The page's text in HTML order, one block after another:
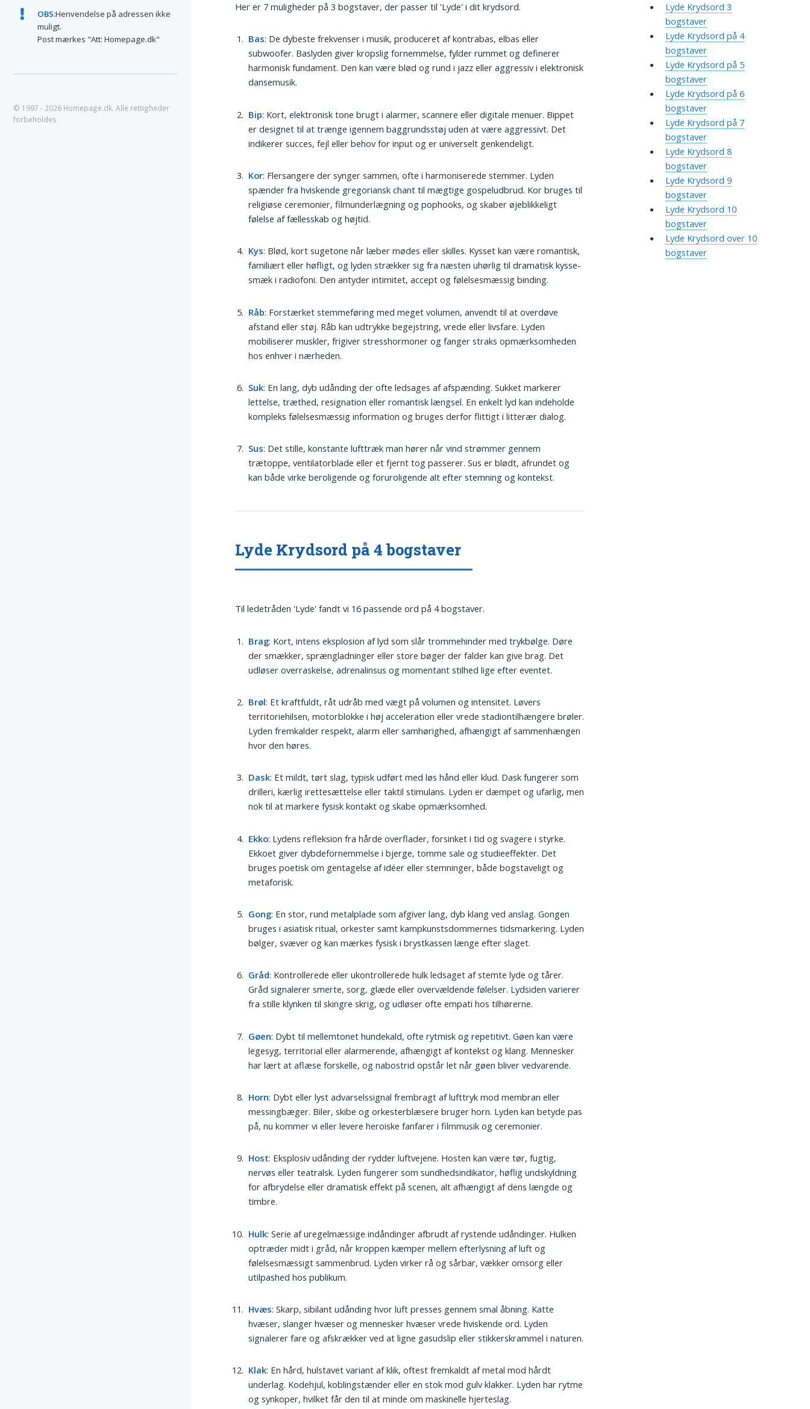
Her er 7 muligheder på 3 bogstaver, der passer til 'Lyde' i dit krydsord.
Bas: De dybeste frekvenser i musik, produceret af kontrabas, elbas eller
subwoofer. Baslyden giver kropslig fornemmelse, fylder rummet og definerer
harmonisk fundament. Den kan være blød og rund i jazz eller aggressiv i elektronisk
dansemusik.
Bip: Kort, elektronisk tone brugt i alarmer, scannere eller digitale menuer. Bippet
er designet til at trænge igennem baggrundsstøj uden at være aggressivt. Det
indikerer succes, fejl eller behov for input og er universelt genkendeligt.
Kor: Flersangere der synger sammen, ofte i harmoniserede stemmer. Lyden
spænder fra hviskende gregoriansk chant til mægtige gospeludbrud. Kor bruges til
religiøse ceremonier, filmunderlægning og pophooks, og skaber øjeblikkeligt
følelse af fællesskab og højtid.
Kys: Blød, kort sugetone når læber mødes eller skilles. Kysset kan være romantisk,
familiært eller høfligt, og lyden strækker sig fra næsten uhørlig til dramatisk kysse-
smæk i radiofoni. Den antyder intimitet, accept og følelsesmæssig binding.
Råb: Forstærket stemmeføring med meget volumen, anvendt til at overdøve
afstand eller støj. Råb kan udtrykke begejstring, vrede eller livsfare. Lyden
mobiliserer muskler, frigiver stresshormoner og fanger straks opmærksomheden
hos enhver i nærheden.
Suk: En lang, dyb udånding der ofte ledsages af afspænding. Sukket markerer
lettelse, træthed, resignation eller romantisk længsel. En enkelt lyd kan indeholde
kompleks følelsesmæssig information og bruges derfor flittigt i litterær dialog.
Sus: Det stille, konstante lufttræk man hører når vind strømmer gennem
trætoppe, ventilatorblade eller et fjernt tog passerer. Sus er blødt, afrundet og
kan både virke beroligende og foruroligende alt efter stemning og kontekst.
Lyde Krydsord på 4 bogstaver
Til ledetråden 'Lyde' fandt vi 16 passende ord på 4 bogstaver.
Brag: Kort, intens eksplosion af lyd som slår trommehinder med trykbølge. Døre
der smækker, sprængladninger eller store bøger der falder kan give brag. Det
udløser overraskelse, adrenalinsus og momentant stilhed lige efter eventet.
Brøl: Et kraftfuldt, råt udråb med vægt på volumen og intensitet. Løvers
territoriehilsen, motorblokke i høj acceleration eller vrede stadiontilhængere brøler.
Lyden fremkalder respekt, alarm eller samhørighed, afhængigt af sammenhængen
hvor den høres.
Dask: Et mildt, tørt slag, typisk udført med løs hånd eller klud. Dask fungerer som
drilleri, kærlig irettesættelse eller taktil stimulans. Lyden er dæmpet og ufarlig, men
nok til at markere fysisk kontakt og skabe opmærksomhed.
Ekko: Lydens refleksion fra hårde overflader, forsinket i tid og svagere i styrke.
Ekkoet giver dybdefornemmelse i bjerge, tomme sale og studieeffekter. Det
bruges poetisk om gentagelse af idéer eller stemninger, både bogstaveligt og
metaforisk.
Gong: En stor, rund metalplade som afgiver lang, dyb klang ved anslag. Gongen
bruges i asiatisk ritual, orkester samt kampkunstsdommernes tidsmarkering. Lyden
bølger, svæver og kan mærkes fysisk i brystkassen længe efter slaget.
Gråd: Kontrollerede eller ukontrollerede hulk ledsaget af stemte lyde og tårer.
Gråd signalerer smerte, sorg, glæde eller overvældende følelser. Lydsiden varierer
fra stille klynken til skingre skrig, og udløser ofte empati hos tilhørerne.
Gøen: Dybt til mellemtonet hundekald, ofte rytmisk og repetitivt. Gøen kan være
legesyg, territorial eller alarmerende, afhængigt af kontekst og klang. Mennesker
har lært at aflæse forskelle, og nabostrid opstår let når gøen bliver vedvarende.
Horn: Dybt eller lyst advarselssignal frembragt af lufttryk mod membran eller
messingbæger. Biler, skibe og orkesterblæsere bruger horn. Lyden kan betyde pas
på, nu kommer vi eller levere heroiske fanfarer i filmmusik og ceremonier.
Host: Eksplosiv udånding der rydder luftvejene. Hosten kan være tør, fugtig,
nervøs eller teatralsk. Lyden fungerer som sundhedsindikator, høflig undskyldning
for afbrydelse eller dramatisk effekt på scenen, alt afhængigt af dens længde og
timbre.
Hulk: Serie af uregelmæssige indåndinger afbrudt af rystende udåndinger. Hulken
optræder midt i gråd, når kroppen kæmper mellem efterlysning af luft og
følelsesmæssigt sammenbrud. Lyden virker rå og sårbar, vækker omsorg eller
utilpashed hos publikum.
Hvæs: Skarp, sibilant udånding hvor luft presses gennem smal åbning. Katte
hvæser, slanger hvæser og mennesker hvæser vrede hviskende ord. Lyden
signalerer fare og afskrækker ved at ligne gasudslip eller stikkerskrammel i naturen.
Klak: En hård, hulstavet variant af klik, oftest fremkaldt af metal mod hårdt
underlag. Kodehjul, koblingstænder eller en stok mod gulv klakker. Lyden har rytme
og synkoper, hvilket får den til at minde om maskinelle hjerteslag.
Lyde Krydsord 3
bogstaver
Lyde Krydsord på 4
bogstaver
Lyde Krydsord på 5
bogstaver
Lyde Krydsord på 6
bogstaver
Lyde Krydsord på 7
bogstaver
Lyde Krydsord 8
bogstaver
Lyde Krydsord 9
bogstaver
Lyde Krydsord 10
bogstaver
Lyde Krydsord over 10
bogstaver
OBS:Henvendelse på adressen ikke
muligt.
Post mærkes "Att: Homepage.dk"
© 1997 - 2026 Homepage.dk. Alle rettigheder
forbeholdes